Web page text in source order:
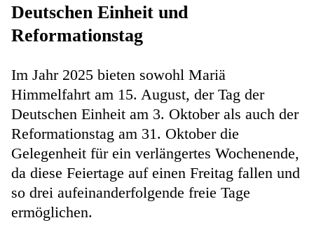
Deutschen Einheit und
Reformationstag
Im Jahr 2025 bieten sowohl Mariä
Himmelfahrt am 15. August, der Tag der
Deutschen Einheit am 3. Oktober als auch der
Reformationstag am 31. Oktober die
Gelegenheit für ein verlängertes Wochenende,
da diese Feiertage auf einen Freitag fallen und
so drei aufeinanderfolgende freie Tage
ermöglichen.